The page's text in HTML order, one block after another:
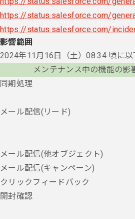
https://status.salesforce.com/
https://status.salesforce.com/
影響範囲
2024年11月16日（土）08:34 頃に以
メンテナンス中の機能の影
同期処理
メール配信(リード)
メール配信(他オブジェクト)
メール配信(キャンペーン)
クリックフィードバック
開封確認